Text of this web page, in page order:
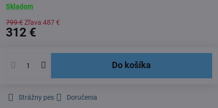
Skladom
799 €Zľava 487 €
312 €
Do košíka
Strážny pes Doručenia